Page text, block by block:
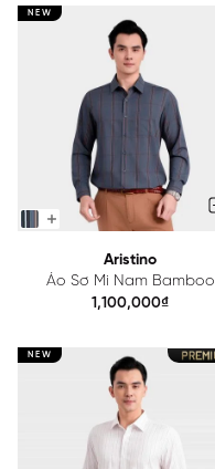
NEW
Aristino
Áo Sơ Mi Nam Bamboo
Aristino Regular Fit
1,100,000₫
NEW